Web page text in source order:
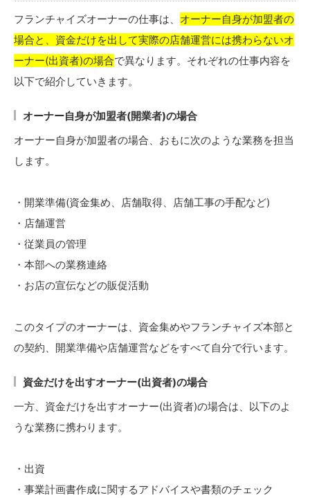
フランチャイズオーナーの仕事は、 オーナー自身が加盟者の
場合と、資金だけを出して実際の店舗運営には携わらないオ
ーナー(出資者)の場合で異なります。それぞれの仕事内容を
以下で紹介していきます。
オーナー自身が加盟者(開業者)の場合
オーナー自身が加盟者の場合、おもに次のような業務を担当
します。
・開業準備(資金集め、店舗取得、店舗工事の手配など)
・店舗運営
・従業員の管理
・本部への業務連絡
・お店の宣伝などの販促活動
このタイプのオーナーは、資金集めやフランチャイズ本部と
の契約、開業準備や店舗運営などをすべて自分で行います。
資金だけを出すオーナー(出資者)の場合
一方、資金だけを出すオーナー(出資者)の場合は、以下のよ
うな業務に携わります。
・出資
・事業計画書作成に関するアドバイスや書類のチェック